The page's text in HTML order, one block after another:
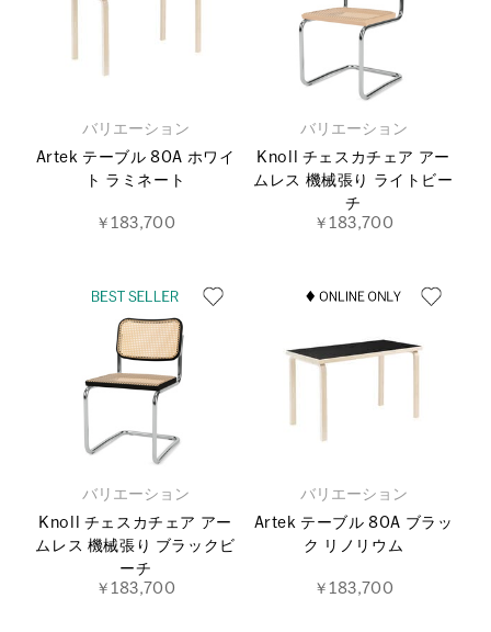
バリエーション
Artek テーブル 80A ホワイ
ト ラミネート
￥183,700
バリエーション
Knoll チェスカチェア アー
ムレス 機械張り ライトビー
チ
￥183,700
バリエーション
Knoll チェスカチェア アー
ムレス 機械張り ブラックビ
ーチ
￥183,700
バリエーション
Artek テーブル 80A ブラッ
ク リノリウム
￥183,700